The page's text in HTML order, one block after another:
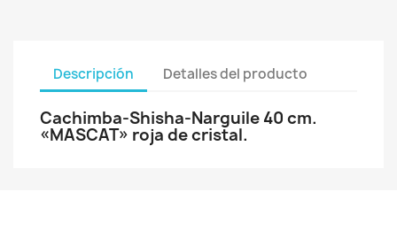
Descripción Detalles del producto
Cachimba-Shisha-Narguile 40 cm.
«MASCAT» roja de cristal.